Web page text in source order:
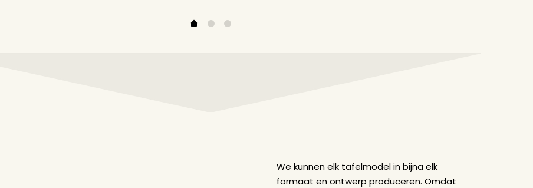
We kunnen elk tafelmodel in bijna elk
formaat en ontwerp produceren. Omdat